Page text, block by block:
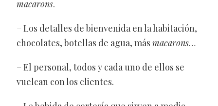
macarons.
– Los detalles de bienvenida en la habitación,
chocolates, botellas de agua, más macarons…
– El personal, todos y cada uno de ellos se
vuelcan con los clientes.